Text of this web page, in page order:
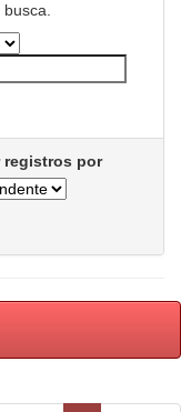
registros por